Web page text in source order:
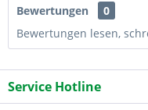
Bewertungen
0
Bewertungen lesen,
Service Hotline